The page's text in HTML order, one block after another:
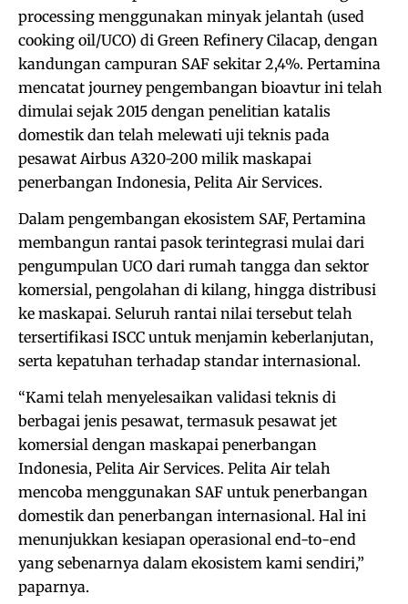
processing menggunakan minyak jelantah (used
cooking oil/UCO) di Green Refinery Cilacap, dengan
kandungan campuran SAF sekitar 2,4%. Pertamina
mencatat journey pengembangan bioavtur ini telah
dimulai sejak 2015 dengan penelitian katalis
domestik dan telah melewati uji teknis pada
pesawat Airbus A320-200 milik maskapai
penerbangan Indonesia, Pelita Air Services.
Dalam pengembangan ekosistem SAF, Pertamina
membangun rantai pasok terintegrasi mulai dari
pengumpulan UCO dari rumah tangga dan sektor
komersial, pengolahan di kilang, hingga distribusi
ke maskapai. Seluruh rantai nilai tersebut telah
tersertifikasi ISCC untuk menjamin keberlanjutan,
serta kepatuhan terhadap standar internasional.
“Kami telah menyelesaikan validasi teknis di
berbagai jenis pesawat, termasuk pesawat jet
komersial dengan maskapai penerbangan
Indonesia, Pelita Air Services. Pelita Air telah
mencoba menggunakan SAF untuk penerbangan
domestik dan penerbangan internasional. Hal ini
menunjukkan kesiapan operasional end-to-end
yang sebenarnya dalam ekosistem kami sendiri,”
paparnya.